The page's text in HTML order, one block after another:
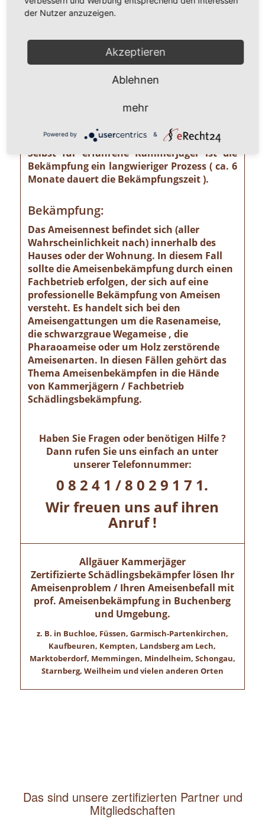
unterschätzendes gesundheitliches und
Pharaoameise gehört zu den gefährlichsten
Ameisenarten überhaupt. Ursprünglich in
Indien beheimatet, ist sie mittlerweile
weltweit verbreitet. Die Gattung ist
verhältnismäßig klein und sieht
bernsteingelb aus. Sollten Sie solch eine
Ameise sehen, ist eine professionelle
Schädlingsbekämpfung absolut notwendig!
Selbst für erfahrene Kammerjäger ist die
Bekämpfung ein langwieriger Prozess ( ca. 6
Monate dauert die Bekämpfungszeit ).
Bekämpfung:
Das Ameisennest befindet sich (aller
Wahrscheinlichkeit nach) innerhalb des
Hauses oder der Wohnung. In diesem Fall
sollte die Ameisenbekämpfung durch einen
Fachbetrieb erfolgen, der sich auf eine
professionelle Bekämpfung von Ameisen
versteht. Es handelt sich bei den
Ameisengattungen um die Rasenameise,
die schwarzgraue Wegameise , die
Pharaoameise oder um Holz zerstörende
Ameisenarten. In diesen Fällen gehört das
Thema Ameisenbekämpfen in die Hände
von Kammerjägern / Fachbetrieb
Schädlingsbekämpfung.
Haben Sie Fragen oder benötigen Hilfe ?
Dann rufen Sie uns einfach an unter
unserer Telefonnummer:
0 8 2 4 1 / 8 0 2 9 1 7 1.
Wir freuen uns auf ihren
Anruf !
Allgäuer Kammerjäger
Zertifizierte Schädlingsbekämpfer lösen Ihr
Ameisenproblem / Ihren Ameisenbefall mit
prof. Ameisenbekämpfung in Buchenberg
und Umgebung.
z. B. in Buchloe, Füssen, Garmisch-Partenkirchen,
Kaufbeuren, Kempten, Landsberg am Lech,
Marktoberdorf, Memmingen, Mindelheim, Schongau,
Starnberg, Weilheim und vielen anderen Orten
Das sind unsere zertifizierten Partner und
Mitgliedschaften
der Nutzer anzuzeigen.
Akzeptieren
Ablehnen
mehr
Powered by &